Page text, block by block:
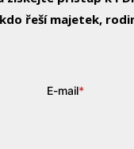
řeší majetek,
E-mail*